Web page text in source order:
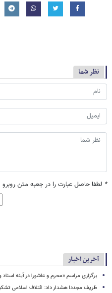
نظر شما
* لطفا حاصل عبارت را در جعبه متن روبرو
آخرین اخبار
برگزاری مراسم «محرم و عاشورا در آینه
ظریف مجددا هشدار داد: ائتلاف اسلامی